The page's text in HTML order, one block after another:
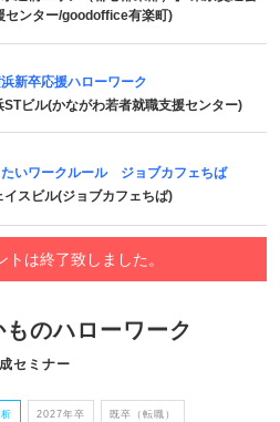
センター/goodoffice有楽町)
新卒応援ハローワーク
STビル(かながわ若者就職支援センター)
たいワークルール ジョブカフェちば
イスビル(ジョブカフェちば)
トは終了致しました。
のハローワーク
セミナー
2027年卒 既卒（転職）